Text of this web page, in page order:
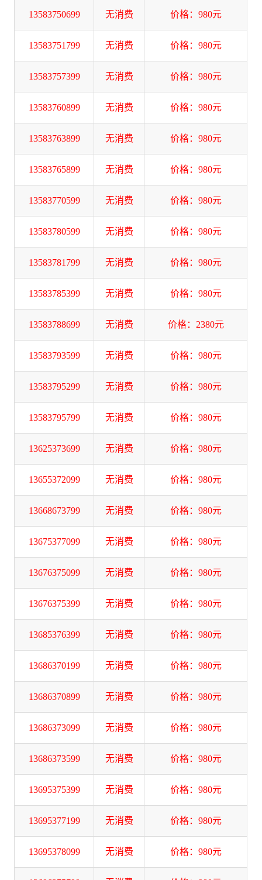
13583750699 无消费 价格：980元
13583751799 无消费 价格：980元
13583757399 无消费 价格：980元
13583760899 无消费 价格：980元
13583763899 无消费 价格：980元
13583765899 无消费 价格：980元
13583770599 无消费 价格：980元
13583780599 无消费 价格：980元
13583781799 无消费 价格：980元
13583785399 无消费 价格：980元
13583788699 无消费 价格：2380元
13583793599 无消费 价格：980元
13583795299 无消费 价格：980元
13583795799 无消费 价格：980元
13625373699 无消费 价格：980元
13655372099 无消费 价格：980元
13668673799 无消费 价格：980元
13675377099 无消费 价格：980元
13676375099 无消费 价格：980元
13676375399 无消费 价格：980元
13685376399 无消费 价格：980元
13686370199 无消费 价格：980元
13686370899 无消费 价格：980元
13686373099 无消费 价格：980元
13686373599 无消费 价格：980元
13695375399 无消费 价格：980元
13695377199 无消费 价格：980元
13695378099 无消费 价格：980元